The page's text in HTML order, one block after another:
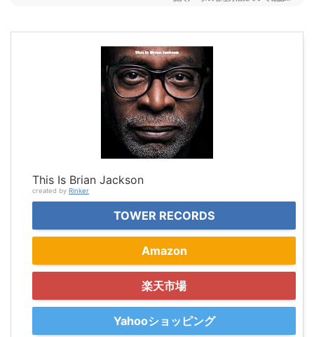
This Is Brian Jackson
created by Rinker
TOWER RECORDS
Amazon
楽天市場
Yahooショッピング